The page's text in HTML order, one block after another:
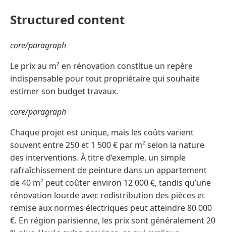
Structured content
core/paragraph
Le prix au m² en rénovation constitue un repère
indispensable pour tout propriétaire qui souhaite
estimer son budget travaux.
core/paragraph
Chaque projet est unique, mais les coûts varient
souvent entre 250 et 1 500 € par m² selon la nature
des interventions. À titre d’exemple, un simple
rafraîchissement de peinture dans un appartement
de 40 m² peut coûter environ 12 000 €, tandis qu’une
rénovation lourde avec redistribution des pièces et
remise aux normes électriques peut atteindre 80 000
€. En région parisienne, les prix sont généralement 20